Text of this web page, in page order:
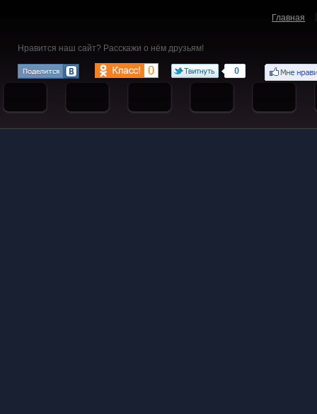
Главная
Нравится наш сайт? Расскажи о нём друзьям!